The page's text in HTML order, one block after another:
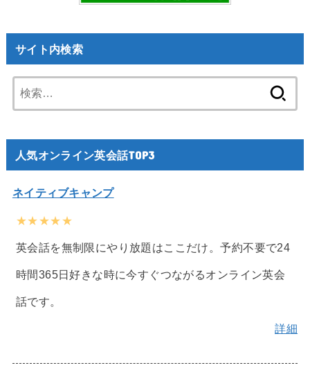
サイト内検索
索:
人気オンライン英会話TOP3
ネイティブキャンプ
★★★★★
英会話を無制限にやり放題はここだけ。予約不要で24
時間365日好きな時に今すぐつながるオンライン英会
話です。
詳細